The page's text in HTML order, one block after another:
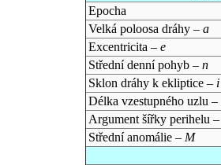
Epocha
Velká poloosa dráhy – a
Excentricita – e
Střední denní pohyb – n
Sklon dráhy k ekliptice – i
Délka vzestupného uzlu –
Argument šířky perihelu
Střední anomálie – M